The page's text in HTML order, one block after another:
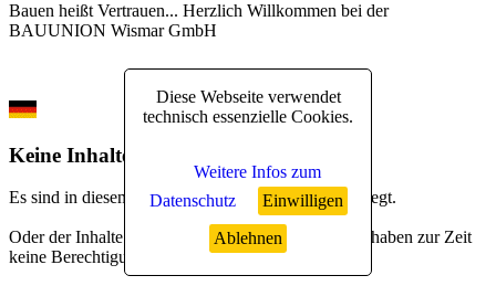
Diese Webseite verwendet
technisch essenzielle Cookies.
Weitere Infos zum
Datenschutz
Einwilligen
Ablehnen
Bauen heißt Vertrauen... Herzlich Willkommen bei der
BAUUNION Wismar GmbH
Keine Inhalte ...
Es sind in diesem Bereich noch keine Inhalte hinterlegt.
Oder der Inhalte wurde gelöscht/ geändert bzw. Sie haben zur Zeit
keine Berechtigung dafür.